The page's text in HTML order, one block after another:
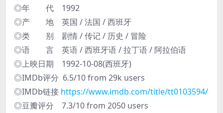
◎年 代 1992
◎产 地 英国 / 法国 / 西班牙
◎类 别 剧情 / 传记 / 历史 / 冒险
◎语 言 英语 / 西班牙语 / 拉丁语 / 阿拉伯语
◎上映日期 1992-10-08(西班牙)
◎IMDb评分 6.5/10 from 29k users
◎IMDb链接 https://www.imdb.com/title/tt0103594/
◎豆瓣评分 7.3/10 from 2050 users